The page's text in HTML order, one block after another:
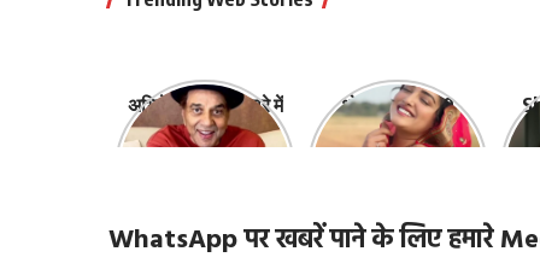
अभिनेता धर्मेंद्र के बारे में
10 रोचक बातें, जिनके
भोजपुरी की ये 10
हसीनाएं हैं सबसे
actresses
WhatsApp पर खबरें पाने के लिए हमारे